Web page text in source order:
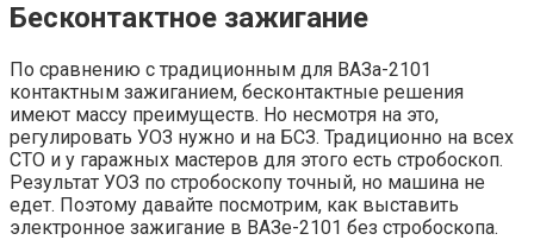
Бесконтактное зажигание
По сравнению с традиционным для ВАЗа-2101
контактным зажиганием, бесконтактные решения
имеют массу преимуществ. Но несмотря на это,
регулировать УОЗ нужно и на БСЗ. Традиционно на всех
СТО и у гаражных мастеров для этого есть стробоскоп.
Результат УОЗ по стробоскопу точный, но машина не
едет. Поэтому давайте посмотрим, как выставить
электронное зажигание в ВАЗе-2101 без стробоскопа.